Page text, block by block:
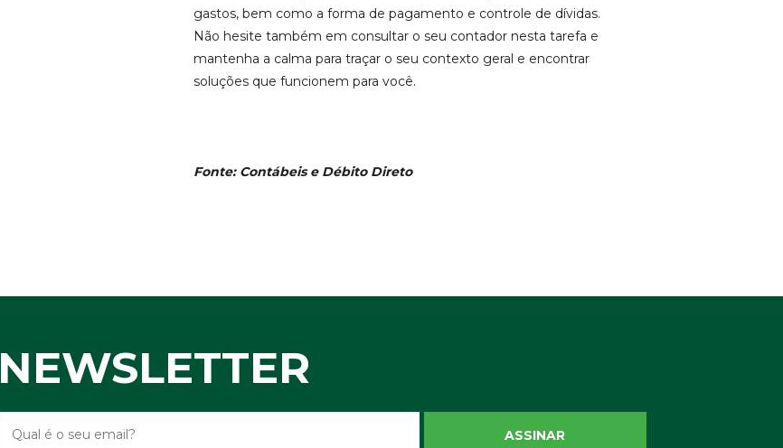
gastos, bem como a forma de pagamento e controle de dívidas.
Não hesite também em consultar o seu contador nesta tarefa e
mantenha a calma para traçar o seu contexto geral e encontrar
soluções que funcionem para você.
Fonte: Contábeis e Débito Direto
NEWSLETTER
ASSINAR